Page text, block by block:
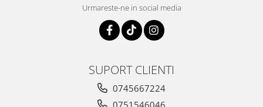
Urmareste-ne in social media
SUPORT CLIENTI
0745667224